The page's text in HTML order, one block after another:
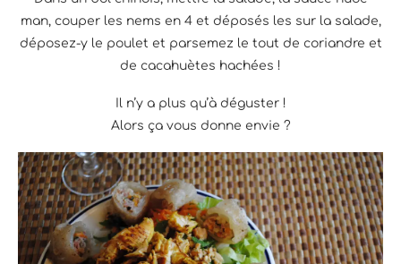
man, couper les nems en 4 et déposés les sur la salade,
déposez-y le poulet et parsemez le tout de coriandre et
de cacahuètes hachées !
Il n’y a plus qu’à déguster !
Alors ça vous donne envie ?